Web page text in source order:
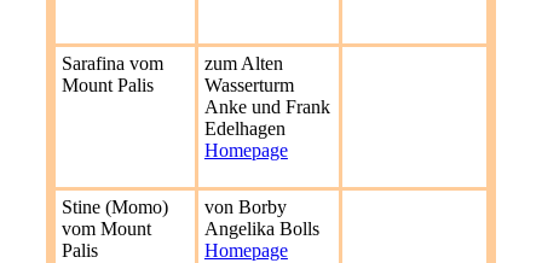
Sarafina vom
Mount Palis
zum Alten
Wasserturm
Anke und Frank
Edelhagen
Homepage
Stine (Momo)
vom Mount
Palis
von Borby
Angelika Bolls
Homepage